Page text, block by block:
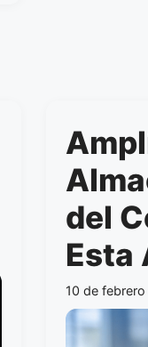
del
Esta
10 de